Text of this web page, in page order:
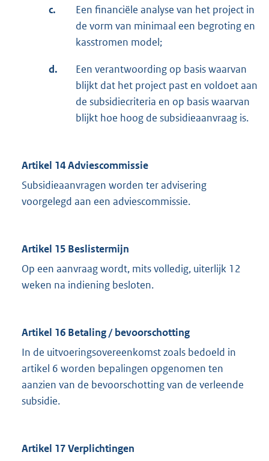
c.
Een financiële analyse van het project in
de vorm van minimaal een begroting en
kasstromen model;
d.
Een verantwoording op basis waarvan
blijkt dat het project past en voldoet aan
de subsidiecriteria en op basis waarvan
blijkt hoe hoog de subsidieaanvraag is.
Artikel 14 Adviescommissie
Subsidieaanvragen worden ter advisering
voorgelegd aan een adviescommissie.
Artikel 15 Beslistermijn
Op een aanvraag wordt, mits volledig, uiterlijk 12
weken na indiening besloten.
Artikel 16 Betaling / bevoorschotting
In de uitvoeringsovereenkomst zoals bedoeld in
artikel 6 worden bepalingen opgenomen ten
aanzien van de bevoorschotting van de verleende
subsidie.
Artikel 17 Verplichtingen